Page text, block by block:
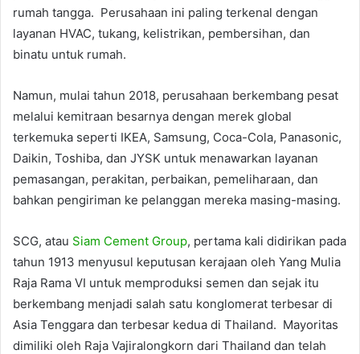
rumah tangga. Perusahaan ini paling terkenal dengan
layanan HVAC, tukang, kelistrikan, pembersihan, dan
binatu untuk rumah.
Namun, mulai tahun 2018, perusahaan berkembang pesat
melalui kemitraan besarnya dengan merek global
terkemuka seperti IKEA, Samsung, Coca-Cola, Panasonic,
Daikin, Toshiba, dan JYSK untuk menawarkan layanan
pemasangan, perakitan, perbaikan, pemeliharaan, dan
bahkan pengiriman ke pelanggan mereka masing-masing.
SCG, atau Siam Cement Group, pertama kali didirikan pada
tahun 1913 menyusul keputusan kerajaan oleh Yang Mulia
Raja Rama VI untuk memproduksi semen dan sejak itu
berkembang menjadi salah satu konglomerat terbesar di
Asia Tenggara dan terbesar kedua di Thailand. Mayoritas
dimiliki oleh Raja Vajiralongkorn dari Thailand dan telah